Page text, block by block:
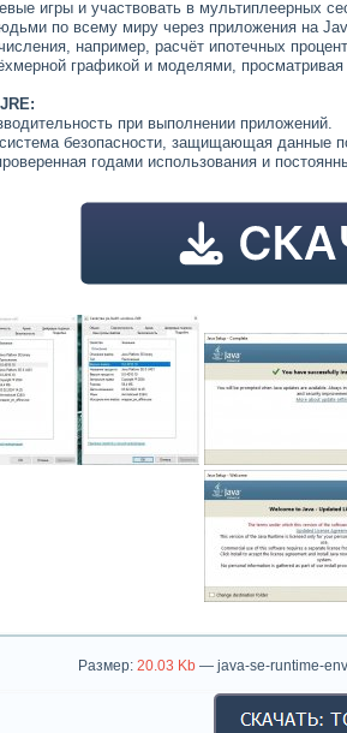
игры и участвовать в мультиплеерных
по всему миру через приложения на
например, расчёт ипотечных
графикой и моделями,
при выполнении приложений.
безопасности, защищающая данные
годами использования и
Размер: 20.03 Kb— java-se-runtime-